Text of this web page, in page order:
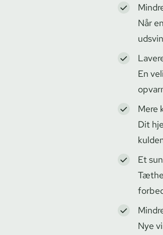
Når
En
Mere
Dit
Et
Nye